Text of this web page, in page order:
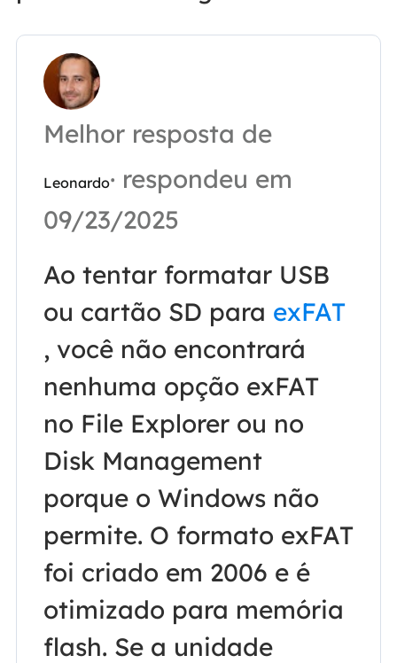
Melhor resposta de
Leonardo· respondeu em
09/23/2025
Ao tentar formatar USB
ou cartão SD para exFAT
, você não encontrará
nenhuma opção exFAT
no File Explorer ou no
Disk Management
porque o Windows não
permite. O formato exFAT
foi criado em 2006 e é
otimizado para memória
flash. Se a unidade